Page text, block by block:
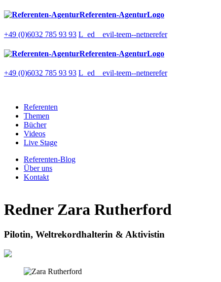
Referenten-AgenturLogo
+49 (0)6032 785 93 93 L_ed__evil-teem--netnerefer
Referenten-AgenturLogo
+49 (0)6032 785 93 93 L_ed__evil-teem--netnerefer
Referenten
Themen
Bücher
Videos
Live Stage
Referenten-Blog
Über uns
Kontakt
Redner Zara Rutherford
Pilotin, Weltrekordhalterin & Aktivistin